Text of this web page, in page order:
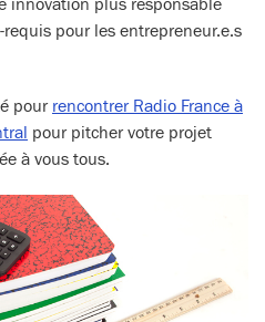
innovation plus responsable
pour les entrepreneur.e.s
pour rencontrer Radio France à
pour pitcher votre projet
à vous tous.